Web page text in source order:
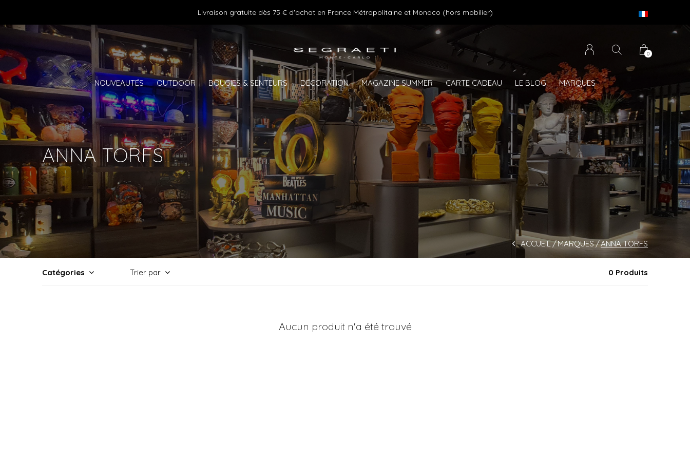
NOUVEAUTÉS OUTDOOR BOUGIES & SENTEURS DÉCORATION MAGAZINE SUMMER CARTE CADEAU LE BLOG MARQUES
0
Livraison gratuite dès 75 € d'achat en France Métropolitaine et Monaco (hors mobilier)
ANNA TORFS
ACCUEIL MARQUES ANNA TORFS
Catégories Trier par 0 Produits
Aucun produit n'a été trouvé